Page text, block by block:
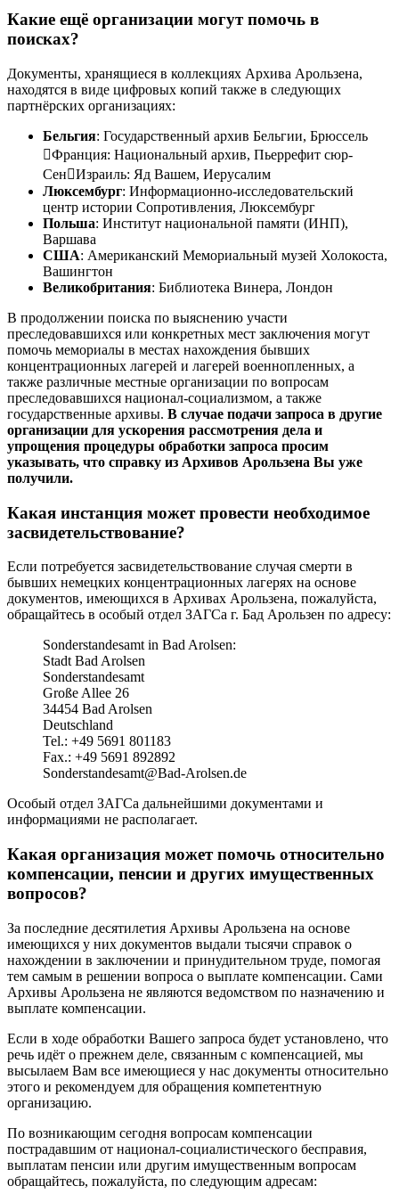
Какие ещё организации могут помочь в
поисках?
Документы, хранящиеся в коллекциях Архива Арользена,
находятся в виде цифровых копий также в следующих
партнёрских организациях:
Бельгия: Государственный архив Бельгии, Брюссель
Франция: Национальный архив, Пьеррефит сюр-
СенИзраиль: Яд Вашем, Иерусалим
Люксембург: Информационно-исследовательский
центр истории Сопротивления, Люксембург
Польша: Институт национальной памяти (ИНП),
Варшава
США: Американский Мемориальный музей Холокоста,
Вашингтон
Великобритания: Библиотека Винера, Лондон
В продолжении поиска по выяснению участи
преследовавшихся или конкретных мест заключения могут
помочь мемориалы в местах нахождения бывших
концентрационных лагерей и лагерей военнопленных, а
также различные местные организации по вопросам
преследовавшихся национал-социализмом, а также
государственные архивы. В случае подачи запроса в другие
организации для ускорения рассмотрения дела и
упрощения процедуры обработки запроса просим
указывать, что справку из Архивов Арользена Вы уже
получили.
Какая инстанция может провести необходимое
засвидетельствование?
Если потребуется засвидетельствование случая смерти в
бывших немецких концентрационных лагерях на основе
документов, имеющихся в Архивах Арользена, пожалуйста,
обращайтесь в особый отдел ЗАГСа г. Бад Арользен по адресу:
Sonderstandesamt in Bad Arolsen:
Stadt Bad Arolsen
Sonderstandesamt
Große Allee 26
34454 Bad Arolsen
Deutschland
Tel.: +49 5691 801183
Fax.: +49 5691 892892
Sonderstandesamt@Bad-Arolsen.de
Особый отдел ЗАГСа дальнейшими документами и
информациями не располагает.
Какая организация может помочь относительно
компенсации, пенсии и других имущественных
вопросов?
За последние десятилетия Архивы Арользена на основе
имеющихся у них документов выдали тысячи справок о
нахождении в заключении и принудительном труде, помогая
тем самым в решении вопроса о выплате компенсации. Сами
Архивы Арользена не являются ведомством по назначению и
выплате компенсации.
Если в ходе обработки Вашего запроса будет установлено, что
речь идёт о прежнем деле, связанным с компенсацией, мы
высылаем Вам все имеющиеся у нас документы относительно
этого и рекомендуем для обращения компетентную
организацию.
По возникающим сегодня вопросам компенсации
пострадавшим от национал-социалистического бесправия,
выплатам пенсии или другим имущественным вопросам
обращайтесь, пожалуйста, по следующим адресам: